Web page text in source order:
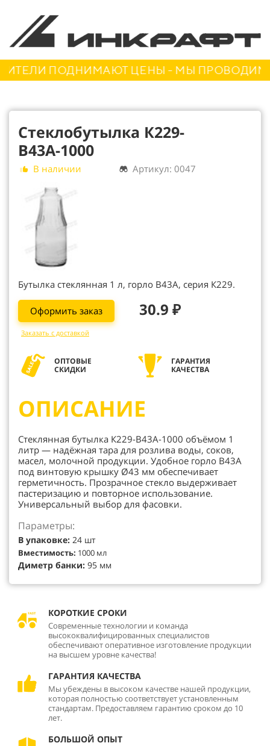
ПОДНИМАЮТ ЦЕНЫ - МЫ ПРОВОДИМ
Стеклобутылка К229-
В43А-1000
В наличии Артикул: 0047
Бутылка стеклянная 1 л, горло В43А, серия К229.
Оформить заказ
Заказать с доставкой
30.9 ₽
ОПТОВЫЕ
СКИДКИ
ГАРАНТИЯ
КАЧЕСТВА
ОПИСАНИЕ
Стеклянная бутылка К229-В43А-1000 объёмом 1
литр — надёжная тара для розлива воды, соков,
масел, молочной продукции. Удобное горло В43А
под винтовую крышку Ø43 мм обеспечивает
герметичность. Прозрачное стекло выдерживает
пастеризацию и повторное использование.
Универсальный выбор для фасовки.
Параметры:
В упаковке: 24 шт
Вместимость: 1000 мл
Диметр банки: 95 мм
КОРОТКИЕ СРОКИ
Современные технологии и команда
высококвалифицированных специалистов
обеспечивают оперативное изготовление продукции
на высшем уровне качества!
ГАРАНТИЯ КАЧЕСТВА
Мы убеждены в высоком качестве нашей продукции,
которая полностью соответствует установленным
стандартам. Предоставляем гарантию сроком до 10
лет.
БОЛЬШОЙ ОПЫТ